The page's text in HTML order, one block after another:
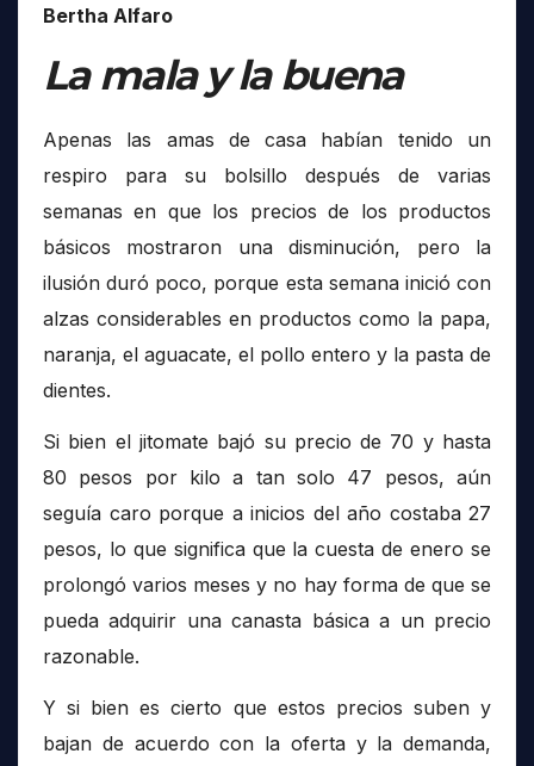
Bertha Alfaro
La mala y la buena
Apenas las amas de casa habían tenido un
respiro para su bolsillo después de varias
semanas en que los precios de los productos
básicos mostraron una disminución, pero la
ilusión duró poco, porque esta semana inició con
alzas considerables en productos como la papa,
naranja, el aguacate, el pollo entero y la pasta de
dientes.
Si bien el jitomate bajó su precio de 70 y hasta
80 pesos por kilo a tan solo 47 pesos, aún
seguía caro porque a inicios del año costaba 27
pesos, lo que significa que la cuesta de enero se
prolongó varios meses y no hay forma de que se
pueda adquirir una canasta básica a un precio
razonable.
Y si bien es cierto que estos precios suben y
bajan de acuerdo con la oferta y la demanda,